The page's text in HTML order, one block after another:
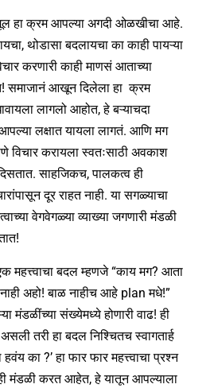
हा क्रम आपल्या अगदी ओळखीचा आहे.
थोडासा बदलायचा का काही पायऱ्या
करणारी काही माणसं आताच्या
समाजानं आखून दिलेला हा क्रम
लागलो आहोत, हे बऱ्याचदा
लक्षात यायला लागतं. आणि मग
विचार करायला स्वतःसाठी अवकाश
साहजिकच, पालकत्व ही
दूर राहत नाही. या सगळ्याचा
वेगवेगळ्या व्याख्या जगणारी मंडळी
महत्त्वाचा बदल म्हणजे “काय मग? आता
अहो! बाळ नाहीच आहे plan मधे!”
मंडळींच्या संख्येमध्ये होणारी वाढ! ही
तरी हा बदल निश्चितच स्वागतार्ह
का ?’ हा फार फार महत्त्वाचा प्रश्न
मंडळी करत आहेत, हे यातून आपल्याला